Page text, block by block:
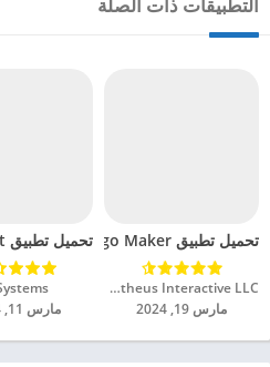
تحميل تطبيق Logo Maker مهكر للاندرويد 2024
Prometheus Interactive LLC‏
مارس 19, 2024
تحميل تطبيق vfxAlert مهكر للاندرويد 2024
مارس 11, 2024